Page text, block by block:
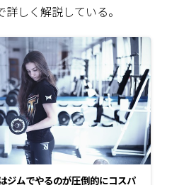
しく解説している。
ジムでやるのが圧倒的にコスパ